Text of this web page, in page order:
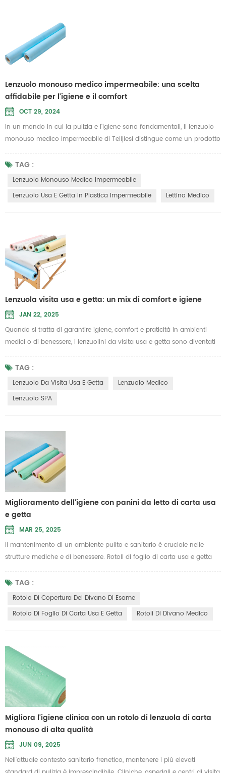
Lenzuolo monouso medico impermeabile: una scelta
affidabile per l'igiene e il comfort
OCT 29, 2024
In un mondo in cui la pulizia e l'igiene sono fondamentali, il lenzuolo
monouso medico impermeabile di Telijiesi distingue come un prodotto
essenziale per vari settori, tra cui saloni di bellezza, ospedali e hotel.
Progettato per applicazioni monouso, questo lenzuolo unisce praticità
e comfort, garantendo un'esperienza sicura e piacevole per gli utenti.
TAG :
Lenzuolo Monouso Medico Impermeabile
Lenzuolo Usa E Getta In Plastica Impermeabile
Lettino Medico
Lenzuola visita usa e getta: un mix di comfort e igiene
JAN 22, 2025
Quando si tratta di garantire igiene, comfort e praticità in ambienti
medici o di benessere, i lenzuolini da visita usa e getta sono diventati
indispensabili. Queste lenzuola, realizzate per soddisfare i più alti
standard di qualità e praticità, sono ampiamente utilizzate in ospedali,
cliniche, saloni di bellezza e persino in ambienti di assistenza
TAG :
Lenzuolo Da Visita Usa E Getta
Lenzuolo Medico
Lenzuolo SPA
Miglioramento dell'igiene con panini da letto di carta usa
e getta
MAR 25, 2025
Il mantenimento di un ambiente pulito e sanitario è cruciale nelle
strutture mediche e di benessere. Rotoli di foglio di carta usa e getta
Offrire una soluzione pratica per garantire il comfort del paziente
prevenendo al contempo la contaminazione incrociata. Progettati per
l'uso monouso, questi rotoli di lenzuola aiutano a mantenere elevati
TAG :
Rotolo Di Copertura Del Divano Di Esame
Rotolo Di Foglio Di Carta Usa E Getta
Rotoli Di Divano Medico
Migliora l'igiene clinica con un rotolo di lenzuola di carta
monouso di alta qualità
JUN 09, 2025
Nell'attuale contesto sanitario frenetico, mantenere i più elevati